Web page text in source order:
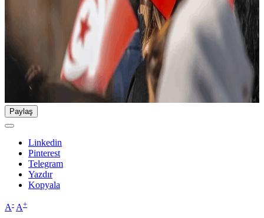
Paylaş
Linkedin
Pinterest
Telegram
Yazdır
Kopyala
A- A+